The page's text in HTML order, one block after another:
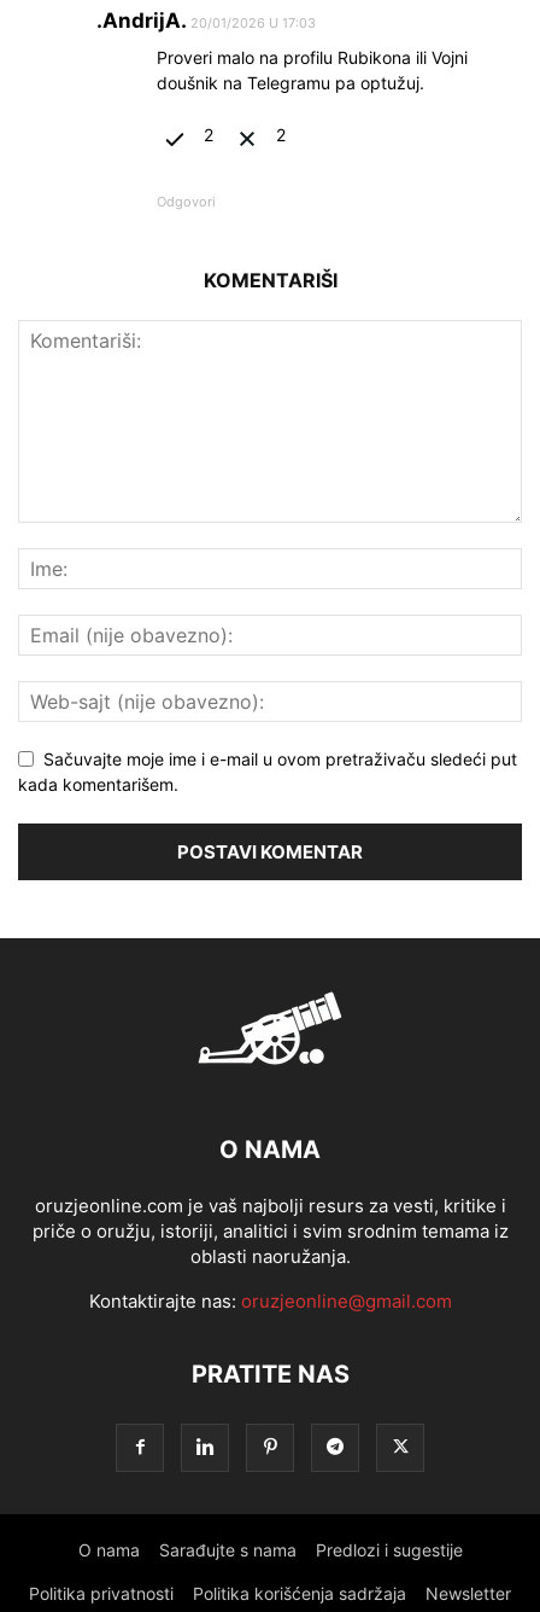
.AndrijA. 20/01/2026 U 17:03
Proveri malo na profilu Rubikona ili Vojni
doušnik na Telegramu pa optužuj.
2 2
Odgovori
KOMENTARIŠI
Sačuvajte moje ime i e-mail u ovom pretraživaču sledeći put
kada komentarišem.
O NAMA
oruzjeonline.com je vaš najbolji resurs za vesti, kritike i
priče o oružju, istoriji, analitici i svim srodnim temama iz
oblasti naoružanja.
Kontaktirajte nas: oruzjeonline@gmail.com
PRATITE NAS
O nama Sarađujte s nama Predlozi i sugestije
Politika privatnosti Politika korišćenja sadržaja Newsletter